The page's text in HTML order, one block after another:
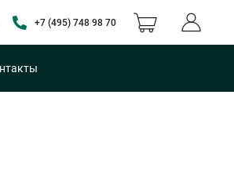
+7 (495) 748 98 70